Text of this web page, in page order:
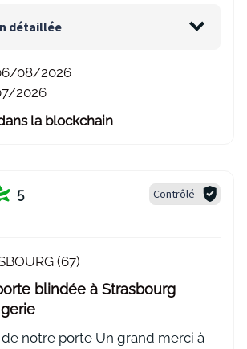
détaillée
08/2026
2026
la blockchain
5 Contrôlé
(67)
blindée à Strasbourg
notre porte Un grand merci à